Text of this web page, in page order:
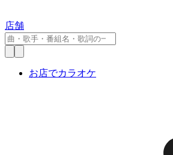
店舗
お店でカラオケ